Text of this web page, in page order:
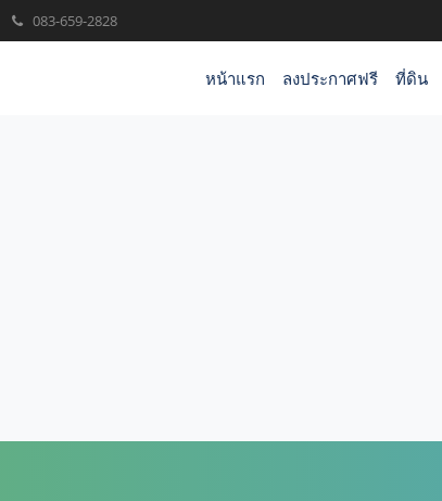
083-659-2828
หน้าแรก ลงประกาศฟรี ที่ดิน